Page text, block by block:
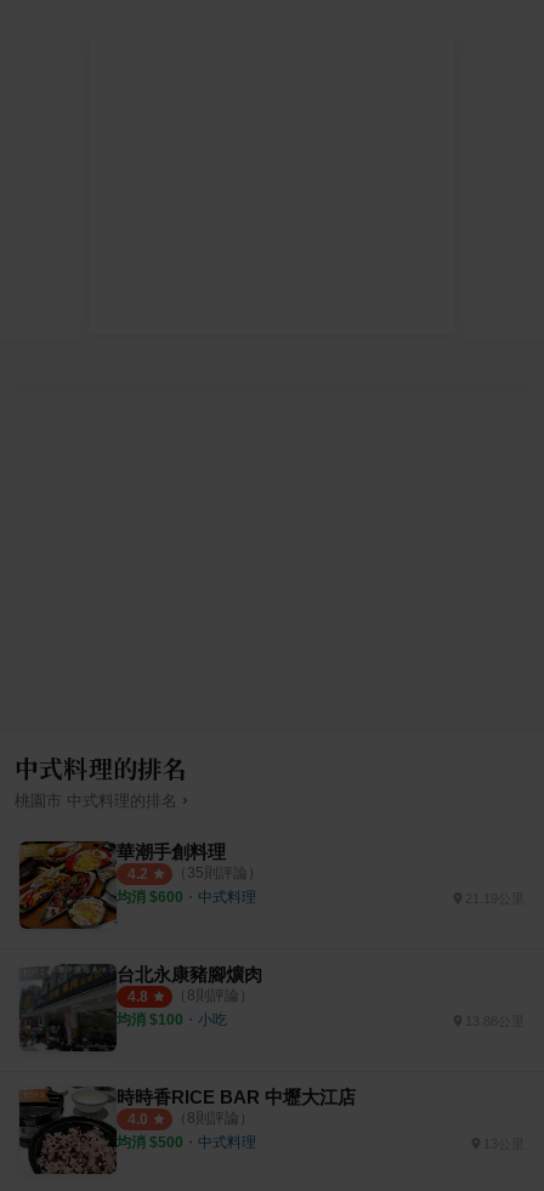
中式料理的排名
桃園市 中式料理的排名 ›
華潮手創料理
4.2 （ 35則評論）
均消 $600 ・ 中式料理
台北永康豬腳爌肉
4.8 （ 8則評論）
均消 $100 ・ 小吃
時時香RICE BAR 中壢大江店
4.0 （ 8則評論）
均消 $500 ・ 中式料理